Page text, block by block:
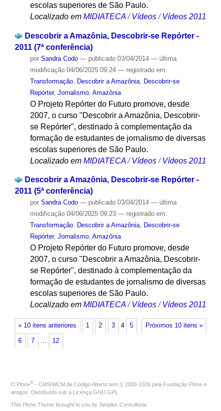
escolas superiores de São Paulo.
Localizado em MIDIATECA /Vídeos /Vídeos 2011
Descobrir a Amazônia, Descobrir-se Repórter -
2011 (7ª conferência)
por Sandra Codo — publicado03/04/2014 — última
modificação04/06/2025 09:24 — registrado em:
Transformação, Descobrir a Amazônia, Descobrir-se
Repórter, Jornalismo, Amazônia
O Projeto Repórter do Futuro promove, desde
2007, o curso "Descobrir a Amazônia, Descobrir-
se Repórter", destinado à complementação da
formação de estudantes de jornalismo de diversas
escolas superiores de São Paulo.
Localizado em MIDIATECA /Vídeos /Vídeos 2011
Descobrir a Amazônia, Descobrir-se Repórter -
2011 (5ª conferência)
por Sandra Codo — publicado03/04/2014 — última
modificação04/06/2025 09:23 — registrado em:
Transformação, Descobrir a Amazônia, Descobrir-se
Repórter, Jornalismo, Amazônia
O Projeto Repórter do Futuro promove, desde
2007, o curso "Descobrir a Amazônia, Descobrir-
se Repórter", destinado à complementação da
formação de estudantes de jornalismo de diversas
escolas superiores de São Paulo.
Localizado em MIDIATECA /Vídeos /Vídeos 2011
« 10 itens anteriores Próximos 10 itens »
1 2 3 4 5
6 7 … 12
O Plone® - CMS/WCM de Código Aberto tem © 2000-2026 pela Fundação Plone e
amigos. Distribuído sob a Licença GNU GPL
This Plone Theme brought to you by Simples Consultoria